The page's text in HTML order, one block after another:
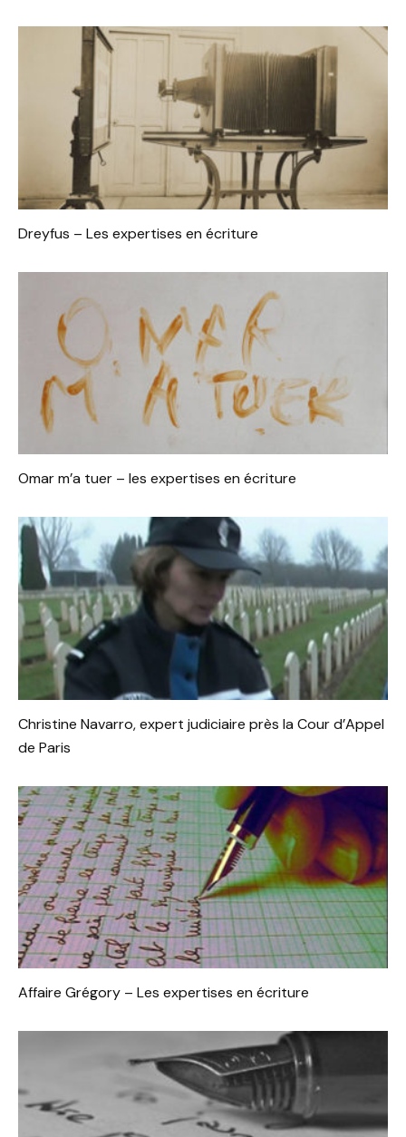
Dreyfus – Les expertises en écriture
Omar m’a tuer – les expertises en écriture
Christine Navarro, expert judiciaire près la Cour d’Appel
de Paris
Affaire Grégory – Les expertises en écriture